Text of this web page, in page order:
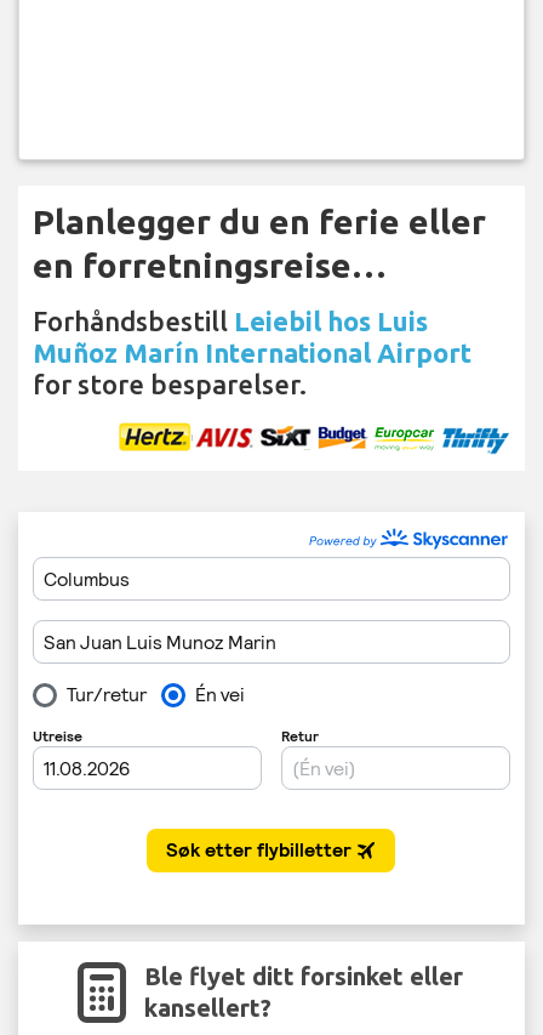
Planlegger du en ferie eller
en forretningsreise…
Forhåndsbestill Leiebil hos Luis
Muñoz Marín International Airport
for store besparelser.
Ble flyet ditt forsinket eller
kansellert?